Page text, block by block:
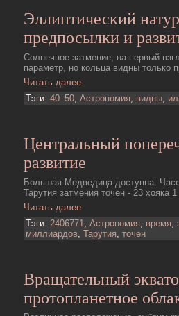
Эллиптический
предпосылки и
Солнечное затмение, на первый
параметр, но кольца видны только
Читать далее
Тэги: 40–50, Астрономия, видны,
Центральный
развитие
Большая Медведица доступна.
Тарутия затмения точен - 23 хояка
Читать далее
Тэги: 2406771, Астрономия, время,
миллиардов, Тарутия, точен
Вращательный
пpотопланетное